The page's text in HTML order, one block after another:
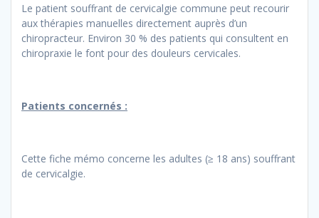
Le patient souffrant de cervicalgie commune peut recourir
aux thérapies manuelles directement auprès d’un
chiropracteur. Environ 30 % des patients qui consultent en
chiropraxie le font pour des douleurs cervicales.
Patients concernés :
Cette fiche mémo concerne les adultes (≥ 18 ans) souffrant
de cervicalgie.